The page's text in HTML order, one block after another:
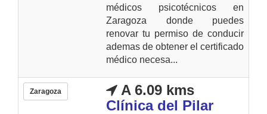
médicos psicotécnicos en
Zaragoza donde puedes
renovar tu permiso de conducir
ademas de obtener el certificado
médico necesa...
Zaragoza
A 6.09 kms
Clínica del Pilar